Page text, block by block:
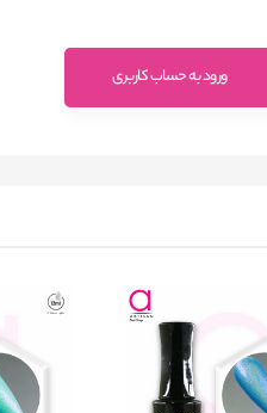
ورود به حساب کاربری